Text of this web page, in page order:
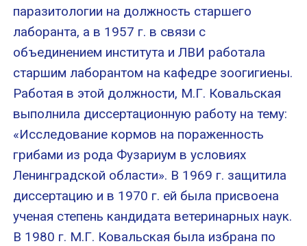
паразитологии на должность старшего
лаборанта, а в 1957 г. в связи с
объединением института и ЛВИ работала
старшим лаборантом на кафедре зоогигиены.
Работая в этой должности, М.Г. Ковальская
выполнила диссертационную работу на тему:
«Исследование кормов на пораженность
грибами из рода Фузариум в условиях
Ленинградской области». В 1969 г. защитила
диссертацию и в 1970 г. ей была присвоена
ученая степень кандидата ветеринарных наук.
В 1980 г. М.Г. Ковальская была избрана по